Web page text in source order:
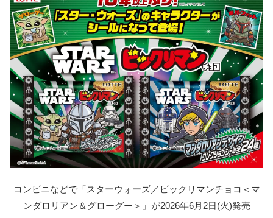
コンビニなどで「スターウォーズ／ビックリマンチョコ＜マ
ンダロリアン＆グローグー＞」が2026年6月2日(火)発売